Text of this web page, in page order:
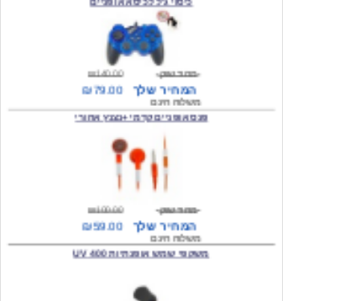
₪140.00 מחיר שוק
₪79.00 המחיר שלך
משלוח חינם
פנס אופניים קדמי +נצנץ אחורי
₪59.00 המחיר שלך
משלוח חינם
משקפי שמש אופנתיות 400 UV